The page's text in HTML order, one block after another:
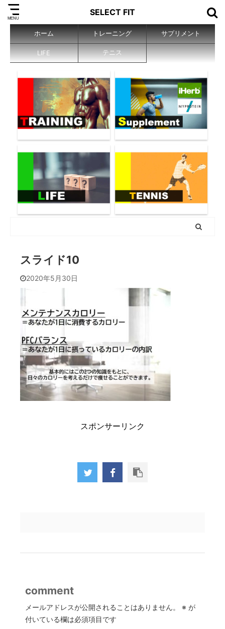
SELECT FIT
ホーム トレーニング サプリメント
LIFE テニス
スライド10
2020年5月30日
スポンサーリンク
comment
メールアドレスが公開されることはありません。 ※ が
付いている欄は必須項目です